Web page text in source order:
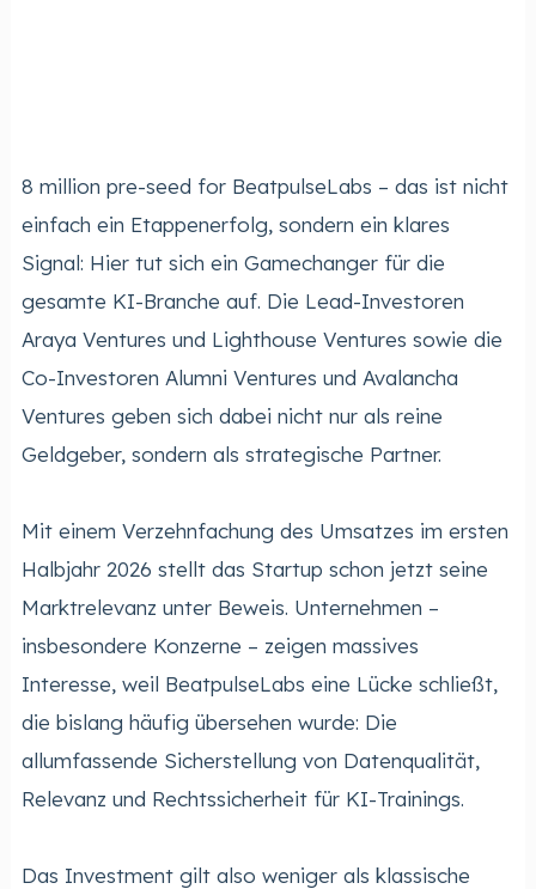
8 million pre-seed for BeatpulseLabs – das ist nicht
einfach ein Etappenerfolg, sondern ein klares
Signal: Hier tut sich ein Gamechanger für die
gesamte KI-Branche auf. Die Lead-Investoren
Araya Ventures und Lighthouse Ventures sowie die
Co-Investoren Alumni Ventures und Avalancha
Ventures geben sich dabei nicht nur als reine
Geldgeber, sondern als strategische Partner.
Mit einem Verzehnfachung des Umsatzes im ersten
Halbjahr 2026 stellt das Startup schon jetzt seine
Marktrelevanz unter Beweis. Unternehmen –
insbesondere Konzerne – zeigen massives
Interesse, weil BeatpulseLabs eine Lücke schließt,
die bislang häufig übersehen wurde: Die
allumfassende Sicherstellung von Datenqualität,
Relevanz und Rechtssicherheit für KI-Trainings.
Das Investment gilt also weniger als klassische